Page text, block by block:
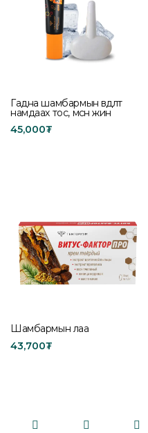
Гадна шамбармын өвдөлт
намдаах тос, мөсөн жин
45,000₮
Шамбармын лаа
43,700₮